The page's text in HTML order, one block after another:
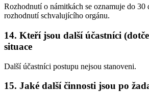
Rozhodnutí o námitkách se oznamuje do 30
rozhodnutí schvalujícího orgánu.
14. Kteří jsou další účastníci
situace
Další účastníci postupu nejsou stanoveni.
15. Jaké další činnosti jsou po